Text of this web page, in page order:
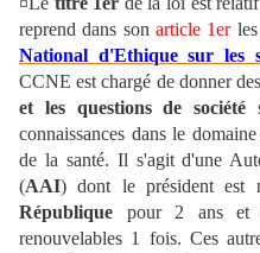
reprend dans son article 1erles
National d'Ethique sur les
CCNE est chargé de donner
et les questions de société
connaissances dans le
de la santé. Il s'agit d'une
(AAI) dont le président est
République pour 2 ans et
renouvelables 1 fois. Ces